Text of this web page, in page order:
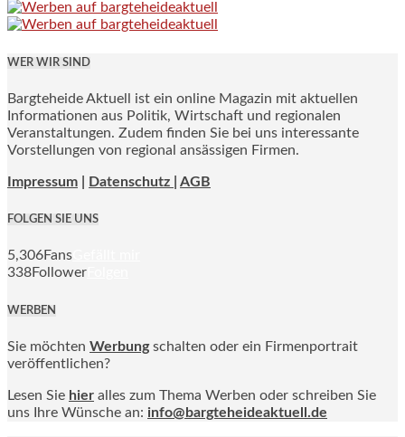
WER WIR SIND
Bargteheide Aktuell ist ein online Magazin mit aktuellen
Informationen aus Politik, Wirtschaft und regionalen
Veranstaltungen. Zudem finden Sie bei uns interessante
Vorstellungen von regional ansässigen Firmen.
Impressum Datenschutz | AGB
FOLGEN SIE UNS
5,306Fans
338Follower
WERBEN
Sie möchten Werbung schalten oder ein Firmenportrait
veröffentlichen?
Lesen Sie hier alles zum Thema Werben oder schreiben Sie
uns Ihre Wünsche an: info@bargteheideaktuell.de